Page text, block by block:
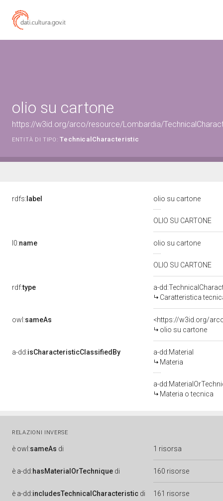
olio su cartone
https://w3id.org/arco/resource/Lombardia/
ENTITÀ DI TIPO: TechnicalCharacteristic
rdfs: label olio su cartone
OLIO SU CARTONE
l0:name olio su cartone
OLIO SU CARTONE
rdf:type
a-
Caratteristica
owl:sameAs
<https://w3id.org/
olio su cartone
a-dd:isCharacteristicClassifiedBy
a-dd:Material
Materia
a-
Materia o tecnica
RELAZIONI INVERSE
è owl:sameAs di 1 risorsa
è a-dd:hasMaterialOrTechnique di 160 risorse
è a-dd:includesTechnicalCharacteristic di 161 risorse